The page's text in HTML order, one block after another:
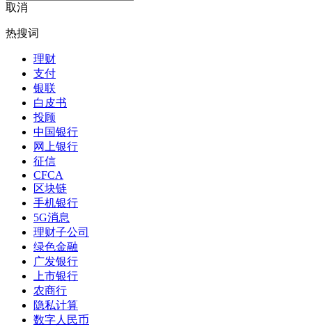
取消
热搜词
理财
支付
银联
白皮书
投顾
中国银行
网上银行
征信
CFCA
区块链
手机银行
5G消息
理财子公司
绿色金融
广发银行
上市银行
农商行
隐私计算
数字人民币